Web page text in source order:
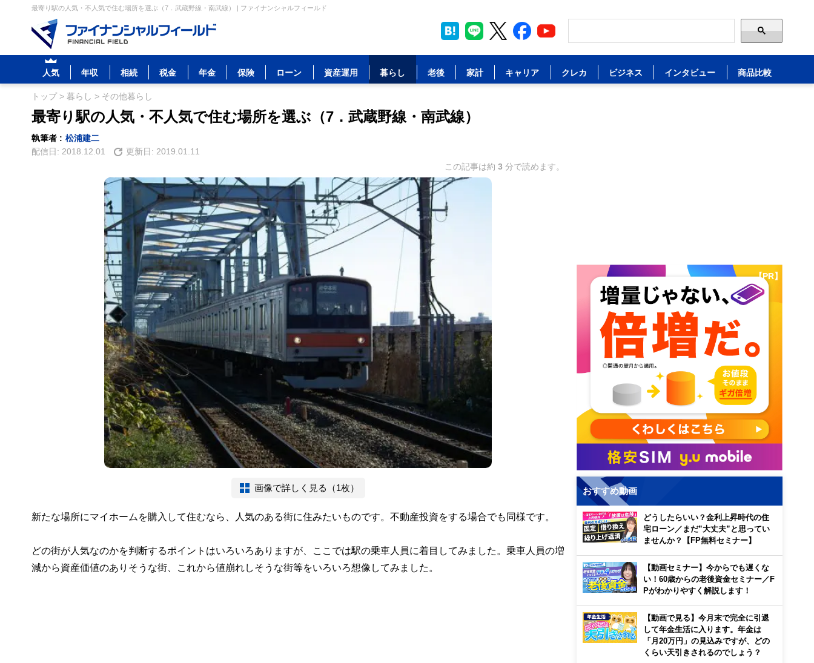
最寄り駅の人気・不人気で住む場所を選ぶ（7．武蔵野線・南武線） | ファイナンシャルフィールド
人気 年収 相続 税金 年金 保険 ローン 資産運用 暮らし 老後 家計 キャリア クレカ ビジネス インタビュー 商品比較
トップ> 暮らし > その他暮らし
最寄り駅の人気・不人気で住む場所を選ぶ（7．武蔵野線・南武線）
執筆者 : 松浦建二
配信日: 2018.12.01 更新日: 2019.01.11
この記事は約 3 分で読めます。
画像で詳しく見る（1枚）
新たな場所にマイホームを購入して住むなら、人気のある街に住みたいものです。不動産投資をする場合でも同様です。
どの街が人気なのかを判断するポイントはいろいろありますが、ここでは駅の乗車人員に着目してみました。乗車人員の増
減から資産価値のありそうな街、これから値崩れしそうな街等をいろいろ想像してみました。
【PR】
おすすめ動画
どうしたらいい？金利上昇時代の住
宅ローン／まだ”大丈夫”と思ってい
ませんか？【FP無料セミナー】
【動画セミナー】今からでも遅くな
い！60歳からの老後資金セミナー／F
Pがわかりやすく解説します！
【動画で見る】今月末で完全に引退
して年金生活に入ります。年金は
「月20万円」の見込みですが、どの
くらい天引きされるのでしょう？